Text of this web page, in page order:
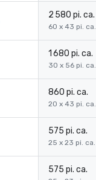
2 580 pi. ca.
60 x 43 pi. ca.
1 680 pi. ca.
30 x 56 pi. ca.
860 pi. ca.
20 x 43 pi. ca.
575 pi. ca.
25 x 23 pi. ca.
575 pi. ca.